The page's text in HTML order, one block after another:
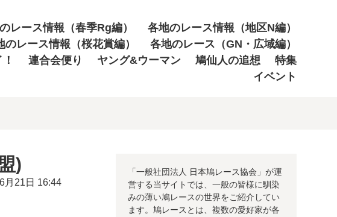
レース情報（春季Rg編）
各地のレース情報（地区N編）
のレース情報（桜花賞編）
各地のレース（GN・広域編）
連合会便り ヤング&ウーマン 鳩仙人の追想
特集
イベント
)
月21日 16:44
「一般社団法人 日本鳩レース協会」が運
営する当サイトでは、一般の皆様に馴染
みの薄い鳩レースの世界をご紹介してい
ます。鳩レースとは、複数の愛好家が各